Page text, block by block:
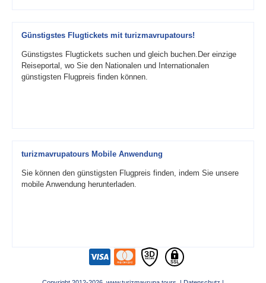
Günstigstes Flugtickets mit turizmavrupatours!
Günstigstes Flugtickets suchen und gleich buchen.Der einzige
Reiseportal, wo Sie den Nationalen und Internationalen
günstigsten Flugpreis finden können.
turizmavrupatours Mobile Anwendung
Sie können den günstigsten Flugpreis finden, indem Sie unsere
mobile Anwendung herunterladen.